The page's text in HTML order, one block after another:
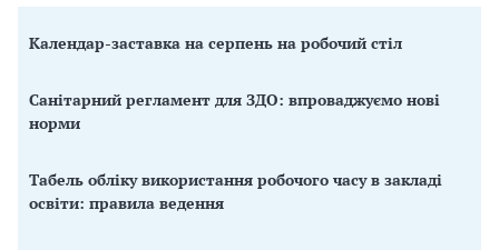
Календар-заставка на серпень на робочий стіл
Санітарний регламент для ЗДО: впроваджуємо нові
норми
Табель обліку використання робочого часу в закладі
освіти: правила ведення